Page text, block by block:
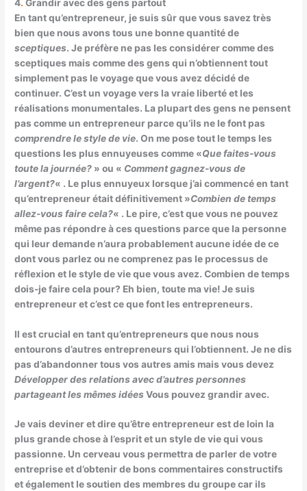
4. Grandir avec des gens partout
En tant qu’entrepreneur, je suis sûr que vous savez très
bien que nous avons tous une bonne quantité de
sceptiques. Je préfère ne pas les considérer comme des
sceptiques mais comme des gens qui n’obtiennent tout
simplement pas le voyage que vous avez décidé de
continuer. C’est un voyage vers la vraie liberté et les
réalisations monumentales. La plupart des gens ne pensent
pas comme un entrepreneur parce qu’ils ne le font pas
comprendre le style de vie. On me pose tout le temps les
questions les plus ennuyeuses comme «Que faites-vous
toute la journée? » ou « Comment gagnez-vous de
l’argent?« . Le plus ennuyeux lorsque j’ai commencé en tant
qu’entrepreneur était définitivement »Combien de temps
allez-vous faire cela?« . Le pire, c’est que vous ne pouvez
même pas répondre à ces questions parce que la personne
qui leur demande n’aura probablement aucune idée de ce
dont vous parlez ou ne comprenez pas le processus de
réflexion et le style de vie que vous avez. Combien de temps
dois-je faire cela pour? Eh bien, toute ma vie! Je suis
entrepreneur et c’est ce que font les entrepreneurs.
Il est crucial en tant qu’entrepreneurs que nous nous
entourons d’autres entrepreneurs qui l’obtiennent. Je ne dis
pas d’abandonner tous vos autres amis mais vous devez
Développer des relations avec d’autres personnes
partageant les mêmes idées Vous pouvez grandir avec.
Je vais deviner et dire qu’être entrepreneur est de loin la
plus grande chose à l’esprit et un style de vie qui vous
passionne. Un cerveau vous permettra de parler de votre
entreprise et d’obtenir de bons commentaires constructifs
et également le soutien des membres du groupe car ils